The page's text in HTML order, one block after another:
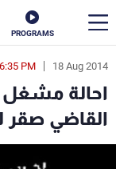
PROGRAMS
18 Aug 2014
PM
احالة مشغل
القاضي صقر
en
الأخبار
سياسة